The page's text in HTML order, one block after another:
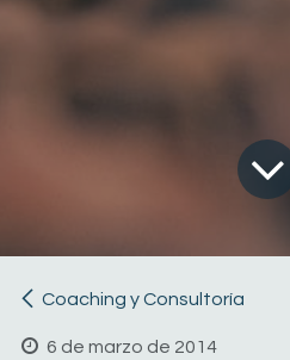
Coaching y Consultoría
6 de marzo de 2014